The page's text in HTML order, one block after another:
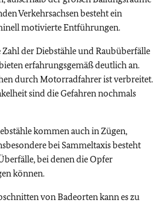
Verkehrsachsen besteht ein
motivierte Entführungen.
Zahl der Diebstähle und Raubüberfälle
erfahrungsgemäß deutlich an.
durch Motorradfahrer ist verbreitet.
sind die Gefahren nochmals
kommen auch in Zügen,
bei Sammeltaxis besteht
bei denen die Opfer
können.
von Badeorten kann es zu